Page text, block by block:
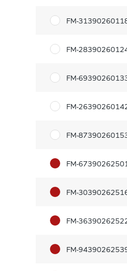
FM-
FM-
FM-
FM-
FM-
FM-
FM-
FM-
FM-